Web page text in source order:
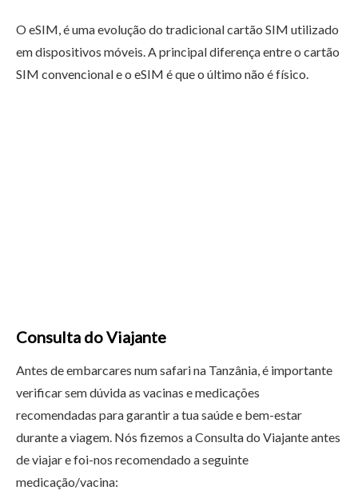
O eSIM, é uma evolução do tradicional cartão SIM utilizado
em dispositivos móveis. A principal diferença entre o cartão
SIM convencional e o eSIM é que o último não é físico.
Consulta do Viajante
Antes de embarcares num safari na Tanzânia, é importante
verificar sem dúvida as vacinas e medicações
recomendadas para garantir a tua saúde e bem-estar
durante a viagem. Nós fizemos a Consulta do Viajante antes
de viajar e foi-nos recomendado a seguinte
medicação/vacina: